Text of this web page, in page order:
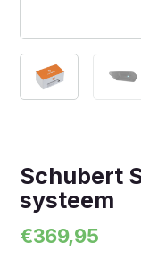
Schubert
systeem
€369,95